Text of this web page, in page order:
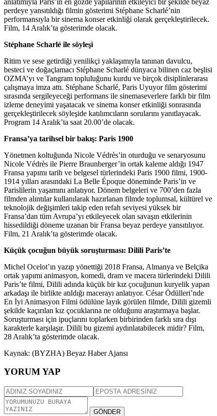
perdeye yansıtıldığı filmin gösterimi Stéphane Scharlé’nin
performansıyla bir sinema konser etkinliği olarak gerçekleştirilecek.
Film, 14 Aralık’ta gösterimde olacak.
Stéphane Scharlé ile söyleşi
Ritim ve sese getirdiği yenilikçi yaklaşımıyla tanınan davulcu,
besteci ve doğaçlamacı Stéphane Scharlé dünyaca bilinen caz beşlisi
OZMA’yı ve Tangram topluluğunu kurdu ve birçok disiplinlerarası
çalışmaya imza attı. Stéphane Scharlé, Paris Uyuyor film gösterimi
sırasında sergileyeceği performans ile sinemaseverlere farklı bir film
izleme deneyimi yaşatacak ve sinema konser etkinliği sonrasında
gerçekleştirilecek söyleşide katılımcıların sorularını yanıtlayacak.
Program 14 Aralık’ta saat 20.00’de olacak.
Fransa’ya tarihsel bir bakış: Paris 1900
Yönetmen koltuğunda Nicole Védrès’in oturduğu ve senaryosunu
Nicole Védrès ile Pierre Braunberger’in ortak kaleme aldığı 1947
Fransa yapımı tarih ve belgesel türlerindeki Paris 1900 filmi, 1900-
1914 yılları arasındaki La Belle Époque döneminde Paris’in ve
Parislilerin yaşamını anlatıyor. Dönem belgeleri ve 700’den fazla
filmden alıntılar kullanılarak hazırlanan filmde toplumsal, kültürel ve
teknolojik değişimleri takip eden refah seviyesi yüksek bir
Fransa’dan tüm Avrupa’yı etkileyecek olan savaşın etkilerinin
hissedildiği döneme uzanan bir Fransa beyaz perdeye yansıtılıyor.
Film, 21 Aralık’ta gösterimde olacak.
Küçük çocuğun büyük soruşturması: Dilili Paris’te
Michel Ocelot’ın yazıp yönettiği 2018 Fransa, Almanya ve Belçika
ortak yapımı animasyon, komedi, dram ve macera türlerindeki Dilili
Paris’te filmi, Dilili adında küçük bir kız çocuğunun kuryelik yapan
arkadaşı ile birlikte atıldığı macerayı anlatıyor. César Ödülleri’nde
En İyi Animasyon Filmi ödülüne layık görülen filmde, Dilili gizemli
şekilde kaçırılan kız çocuklarına ne olduğunu araştırmaya başlar.
Soruşturması için ipuçlarını toplarken birbirinden farklı sıra dışı
karakterle karşılaşır. Dilili bu gizemi aydınlatabilecek midir? Film,
28 Aralık’ta gösterimde olacak.
Kaynak: (BYZHA) Beyaz Haber Ajansı
YORUM YAP
GÖNDER